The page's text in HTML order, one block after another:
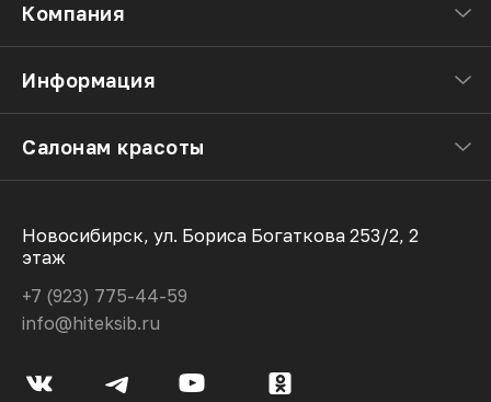
Компания
Информация
Салонам красоты
Новосибирск, ул. Бориса Богаткова 253/2, 2
этаж
+7 (923) 775-44-59
info@hiteksib.ru